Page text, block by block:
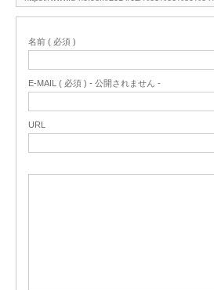
名前 ( 必須 )
E-MAIL ( 必須 ) - 公開されません -
URL